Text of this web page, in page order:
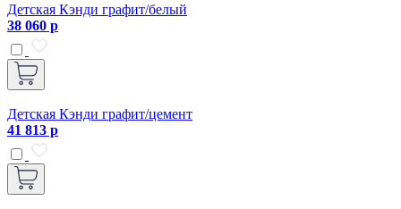
Детская Кэнди графит/белый
38 060 р
Детская Кэнди графит/цемент
41 813 р